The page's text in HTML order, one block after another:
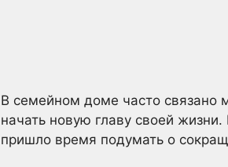
В семейном доме часто связано
начать новую главу своей
пришло время подумать о